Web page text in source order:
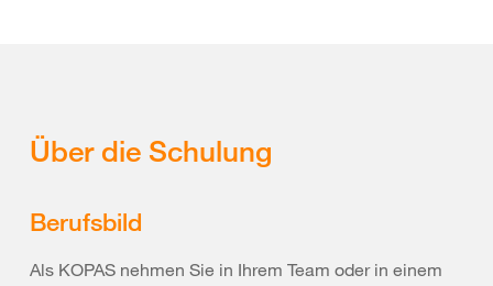
Über die Schulung
Berufsbild
Als KOPAS nehmen Sie in Ihrem Team oder in einem